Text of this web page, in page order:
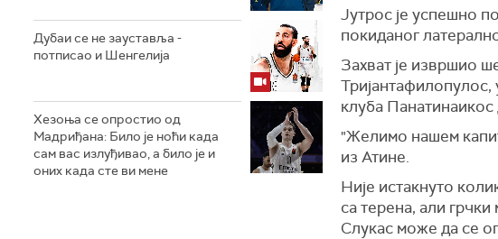
Дубаи се не зауставља -
потписао и Шенгелија
Хезоња се опростио од
Мадриђана: Било је ноћи када
сам вас излуђивао, а било је и
оних када сте ви мене
Јутрос је успешно
покиданог
Захват је извршио
клуба
"Желимо нашем
из Атине.
Није истакнуто
са терена, али
Слукас може да се